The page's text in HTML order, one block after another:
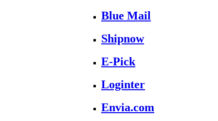
Blue Mail
Shipnow
E-Pick
Loginter
Envia.com